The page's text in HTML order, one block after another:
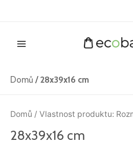
Domů / 28x39x16 cm
Domů / Vlastnost produktu:
28x39x16 cm